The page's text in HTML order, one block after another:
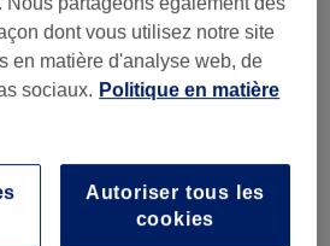
Fil ( 2) à partir de 4 €
Cire (19 ) à partir de 3 €
dont vous utilisez notre site
en matière d'analyse web, de
sociaux. Politique en matière
Autoriser tous les
cookies